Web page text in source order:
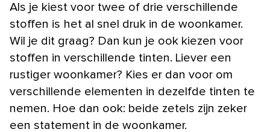
Als je kiest voor twee of drie verschillende
stoffen is het al snel druk in de woonkamer.
Wil je dit graag? Dan kun je ook kiezen voor
stoffen in verschillende tinten. Liever een
rustiger woonkamer? Kies er dan voor om
verschillende elementen in dezelfde tinten te
nemen. Hoe dan ook: beide zetels zijn zeker
een statement in de woonkamer.